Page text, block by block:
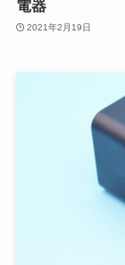
電器
2021年2月19日